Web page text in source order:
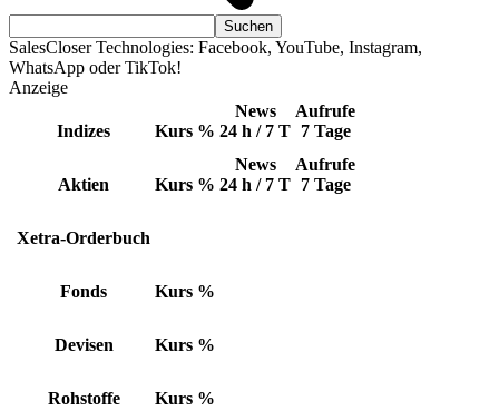
SalesCloser Technologies: Facebook, YouTube, Instagram,
WhatsApp oder TikTok!
Anzeige
Indizes Kurs %
News
24 h / 7 T
Aufrufe
7 Tage
Aktien Kurs %
News
24 h / 7 T
Aufrufe
7 Tage
Xetra-Orderbuch
Fonds Kurs %
Devisen Kurs %
Rohstoffe Kurs %